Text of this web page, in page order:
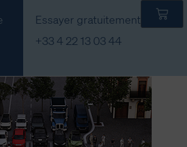
Essayer gratuitement
+33 4 22 13 03 44